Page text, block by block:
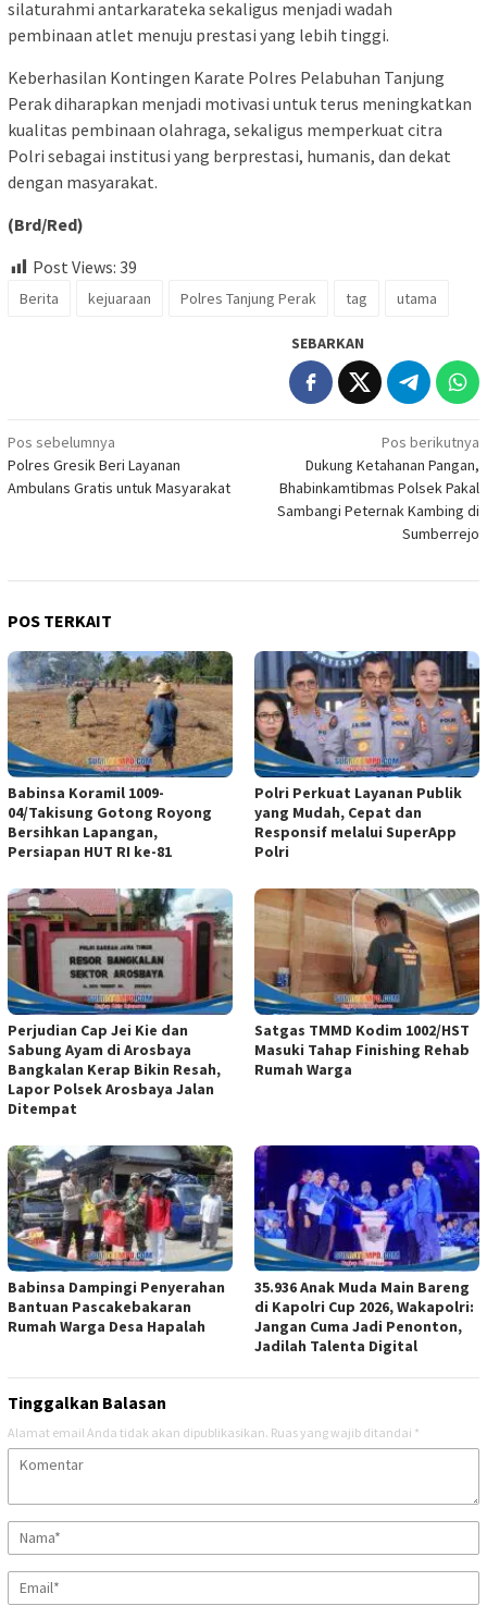
silaturahmi antarkarateka sekaligus menjadi wadah
pembinaan atlet menuju prestasi yang lebih tinggi.
Keberhasilan Kontingen Karate Polres Pelabuhan Tanjung
Perak diharapkan menjadi motivasi untuk terus meningkatkan
kualitas pembinaan olahraga, sekaligus memperkuat citra
Polri sebagai institusi yang berprestasi, humanis, dan dekat
dengan masyarakat.
(Brd/Red)
Post Views: 39
Berita kejuaraan Polres Tanjung Perak tag utama
SEBARKAN
Navigasi
pos
Pos sebelumnya
Polres Gresik Beri Layanan
Ambulans Gratis untuk Masyarakat
Pos berikutnya
Dukung Ketahanan Pangan,
Bhabinkamtibmas Polsek Pakal
Sambangi Peternak Kambing di
Sumberrejo
POS TERKAIT
Babinsa Koramil 1009-
04/Takisung Gotong Royong
Bersihkan Lapangan,
Persiapan HUT RI ke-81
Polri Perkuat Layanan Publik
yang Mudah, Cepat dan
Responsif melalui SuperApp
Polri
Perjudian Cap Jei Kie dan
Sabung Ayam di Arosbaya
Bangkalan Kerap Bikin Resah,
Lapor Polsek Arosbaya Jalan
Ditempat
Satgas TMMD Kodim 1002/HST
Masuki Tahap Finishing Rehab
Rumah Warga
Babinsa Dampingi Penyerahan
Bantuan Pascakebakaran
Rumah Warga Desa Hapalah
35.936 Anak Muda Main Bareng
di Kapolri Cup 2026, Wakapolri:
Jangan Cuma Jadi Penonton,
Jadilah Talenta Digital
Tinggalkan Balasan
Alamat email Anda tidak akan dipublikasikan. Ruas yang wajib ditandai *